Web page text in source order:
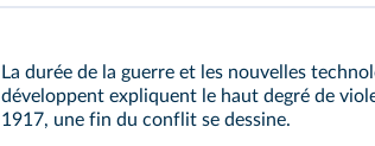
La durée de la guerre et les nouvelles
développent expliquent le haut degré de
1917, une fin du conflit se dessine.